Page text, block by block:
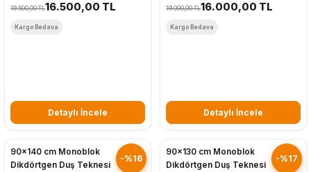
19.500,00 TL16.500,00 TL
Kargo Bedava
Detaylı İncele
19.000,00 TL16.000,00 TL
Kargo Bedava
Detaylı İncele
-%16
90x140 cm Monoblok
Dikdörtgen Duş Teknesi
-%17
90x130 cm Monoblok
Dikdörtgen Duş Teknesi